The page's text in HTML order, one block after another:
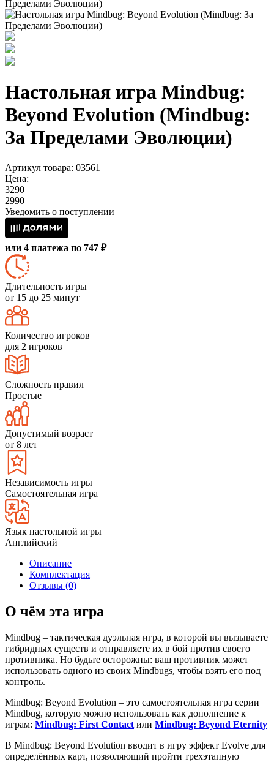
Настольная игра Mindbug:
Beyond Evolution (Mindbug:
За Пределами Эволюции)
Артикул товара: 03561
Цена:
3290
2990
Уведомить о поступлении
или 4 платежа по 747 ₽
Длительность игры
от 15 до 25 минут
Количество игроков
для 2 игроков
Сложность правил
Простые
Допустимый возраст
от 8 лет
Независимость игры
Самостоятельная игра
Язык настольной игры
Английский
Описание
Комплектация
Отзывы (0)
О чём эта игра
Mindbug – тактическая дуэльная игра, в которой вы вызываете
гибридных существ и отправляете их в бой против своего
противника. Но будьте осторожны: ваш противник может
использовать одного из своих Mindbugs, чтобы взять его под
контроль.
Mindbug: Beyond Evolution – это самостоятельная игра серии
Mindbug, которую можно использовать как дополнение к
играм: Mindbug: First Contact или Mindbug: Beyond Eternity
В Mindbug: Beyond Evolution вводит в игру эффект Evolve для
определённых карт, позволяющий пройти трехэтапную